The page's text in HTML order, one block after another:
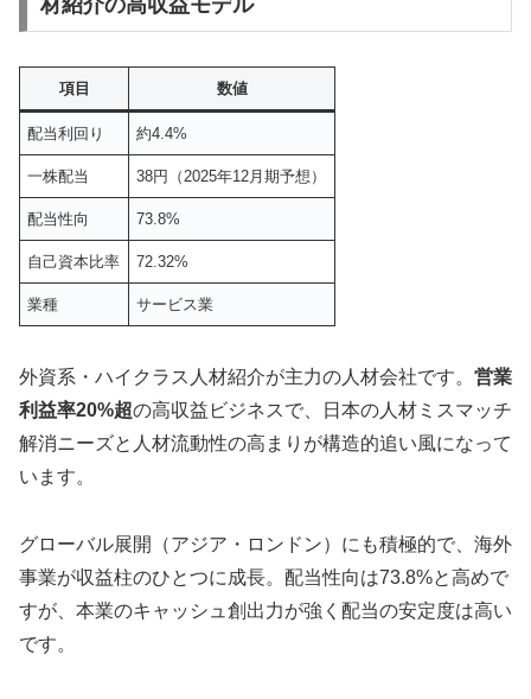
材紹介の高収益モデル
項目 数値
配当利回り 約4.4%
一株配当 38円（2025年12月期予想）
配当性向 73.8%
自己資本比率 72.32%
業種 サービス業
外資系・ハイクラス人材紹介が主力の人材会社です。 営業
利益率20%超の高収益ビジネスで、日本の人材ミスマッチ
解消ニーズと人材流動性の高まりが構造的追い風になって
います。
グローバル展開（アジア・ロンドン）にも積極的で、海外
事業が収益柱のひとつに成長。配当性向は73.8%と高めで
すが、本業のキャッシュ創出力が強く配当の安定度は高い
です。